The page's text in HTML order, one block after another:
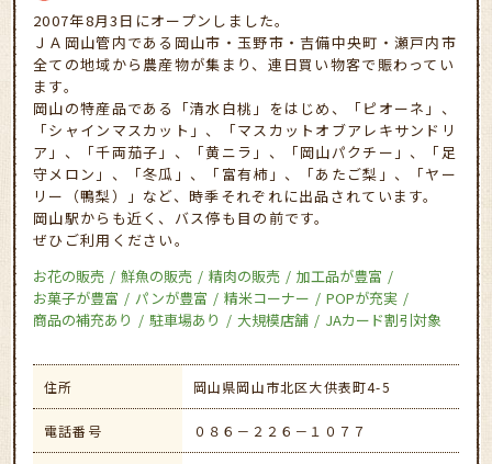
2007年8月3日にオープンしました。
ＪＡ岡山管内である岡山市・玉野市・吉備中央町・瀬戸内市
全ての地域から農産物が集まり、連日買い物客で賑わってい
ます。
岡山の特産品である「清水白桃」をはじめ、「ピオーネ」、
「シャインマスカット」、「マスカットオブアレキサンドリ
ア」、「千両茄子」、「黄ニラ」、「岡山パクチー」、「足
守メロン」、「冬瓜」、「富有柿」、「あたご梨」、「ヤー
リー（鴨梨）」など、時季それぞれに出品されています。
岡山駅からも近く、バス停も目の前です。
ぜひご利用ください。
お花の販売
鮮魚の販売 精肉の販売
加工品が豊富
お菓子が豊富
パンが豊富 精米コーナー
POPが充実
商品の補充あり
駐車場あり 大規模店舗 JAカード割引対象
住所 岡山県岡山市北区大供表町4-5
電話番号 ０８６－２２６－１０７７